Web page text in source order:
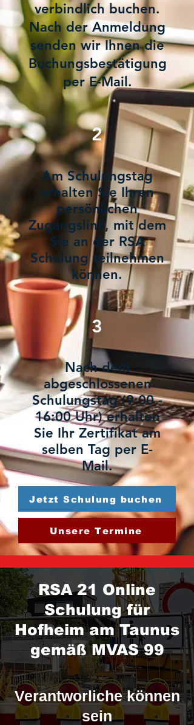
verbindlich buchen.
Nach der Anmeldung
senden wir Ihnen die
Buchungsbestätigung
per E-Mail.
2
Am Schulungstag
erhalten Sie Ihren
persönlichen
Zugangslink, mit dem
Sie an der RSA
Schulung teilnehmen
können.
3
Nach dem
abgeschlossenen
Schulungstag (9:00 -
16:00 Uhr) erhalten
Sie Ihr Zertifikat am
selben Tag per E-
Mail.
Jetzt Schulung buchen
Unsere Termine
RSA 21 Online
Schulung für
Hofheim am Taunus
gemäß MVAS 99
Verantworliche können
sein